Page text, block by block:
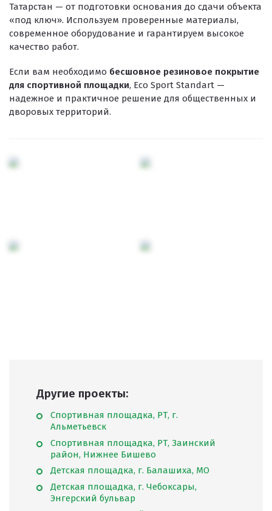
Резиновое покрытие Eco Running System
Резиновое покрытие ECO SANDWICH
Клиенты и отзывы
Татарстан — от подготовки основания до сдачи объекта
«под ключ». Используем проверенные материалы,
современное оборудование и гарантируем высокое
качество работ.
Если вам необходимо бесшовное резиновое покрытие
для спортивной площадки, Eco Sport Standart —
надежное и практичное решение для общественных и
дворовых территорий.
Другие проекты:
Спортивная площадка, РТ, г.
Альметьевск
Спортивная площадка, РТ, Заинский
район, Нижнее Бишево
Детская площадка, г. Балашиха, МО
Детская площадка, г. Чебоксары,
Энгерский бульвар